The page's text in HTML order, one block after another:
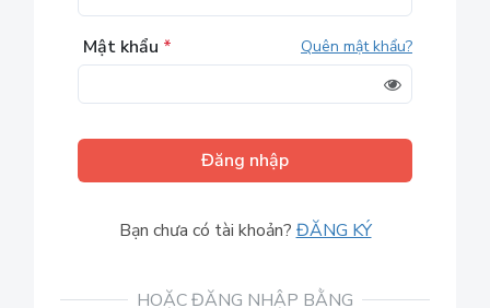
Mật khẩu * Quên mật khẩu?
Đăng nhập
Bạn chưa có tài khoản? ĐĂNG KÝ
HOẶC ĐĂNG NHẬP BẰNG